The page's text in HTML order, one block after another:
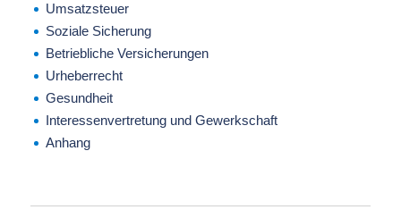
Umsatzsteuer
Soziale Sicherung
Betriebliche Versicherungen
Urheberrecht
Gesundheit
Interessenvertretung und Gewerkschaft
Anhang